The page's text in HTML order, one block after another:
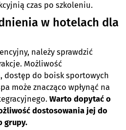
czas po szkoleniu.
w hotelach dla
należy sprawdzić
Możliwość
dostęp do boisk sportowych
może znacząco wpłynąć na
Warto dopytać o
dostosowania jej do
grupy.